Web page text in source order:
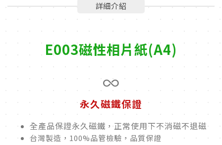
詳細介紹
E003磁性相片紙(A4)
永久磁鐵保證
全產品保證永久磁鐵，正常使用下不消磁不退磁
台灣製造，100%品管檢驗，品質保證